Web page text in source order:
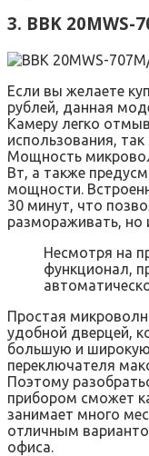
3. BBK 20MWS-
Если вы желаете
рублей, данная
Камеру легко
использования,
Мощность
Вт, а также
мощности.
30 минут, что
размораживать, но
Несмотря на
функционал,
Простая
удобной дверцей,
большую и
переключателя
Поэтому
прибором сможет
занимает много
отличным
офиса.